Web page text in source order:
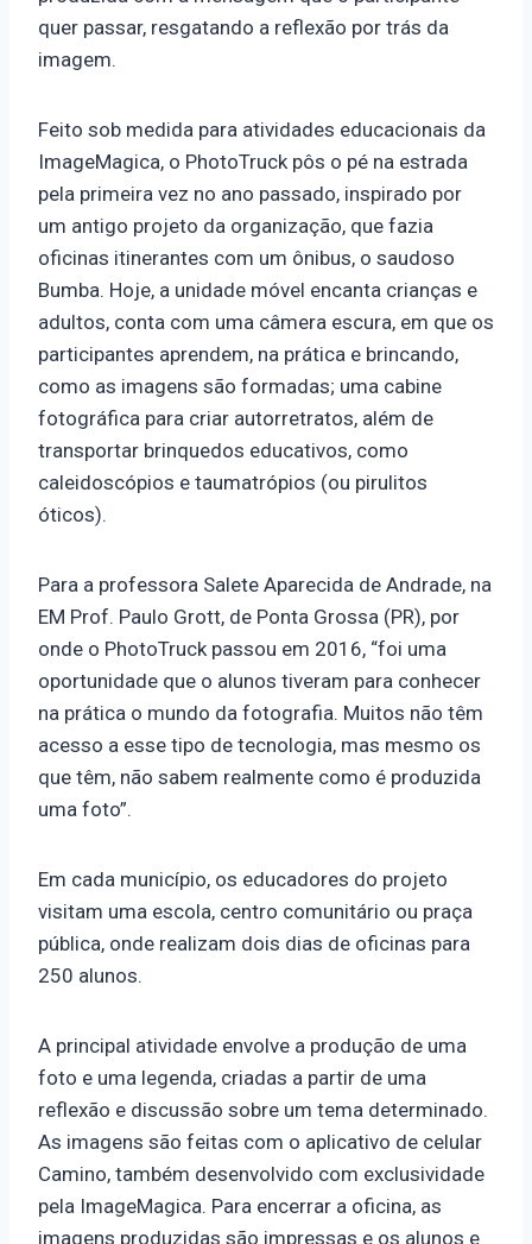
quer passar, resgatando a reflexão por trás da
imagem.
Feito sob medida para atividades educacionais da
ImageMagica, o PhotoTruck pôs o pé na estrada
pela primeira vez no ano passado, inspirado por
um antigo projeto da organização, que fazia
oficinas itinerantes com um ônibus, o saudoso
Bumba. Hoje, a unidade móvel encanta crianças e
adultos, conta com uma câmera escura, em que os
participantes aprendem, na prática e brincando,
como as imagens são formadas; uma cabine
fotográfica para criar autorretratos, além de
transportar brinquedos educativos, como
caleidoscópios e taumatrópios (ou pirulitos
óticos).
Para a professora Salete Aparecida de Andrade, na
EM Prof. Paulo Grott, de Ponta Grossa (PR), por
onde o PhotoTruck passou em 2016, “foi uma
oportunidade que o alunos tiveram para conhecer
na prática o mundo da fotografia. Muitos não têm
acesso a esse tipo de tecnologia, mas mesmo os
que têm, não sabem realmente como é produzida
uma foto”.
Em cada município, os educadores do projeto
visitam uma escola, centro comunitário ou praça
pública, onde realizam dois dias de oficinas para
250 alunos.
A principal atividade envolve a produção de uma
foto e uma legenda, criadas a partir de uma
reflexão e discussão sobre um tema determinado.
As imagens são feitas com o aplicativo de celular
Camino, também desenvolvido com exclusividade
pela ImageMagica. Para encerrar a oficina, as
imagens produzidas são impressas e os alunos e